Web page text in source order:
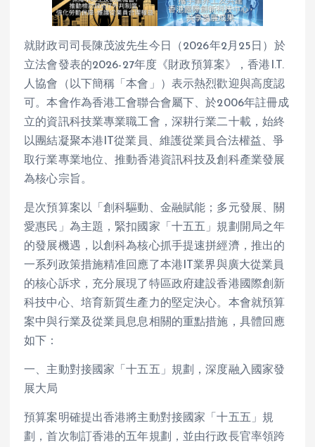
就財政司司長陳茂波先生今日（2026年2月25日）於
立法會發表的2026-27年度《財政預算案》，香港I.T.
人協會（以下簡稱「本會」）表示熱烈歡迎與高度認
可。本會作為香港工會聯合會屬下、於2006年註冊成
立的資訊科技業專業職工會，深耕行業二十載，始終
以團結凝聚本港IT從業員、維護從業員合法權益、爭
取行業專業地位、推動香港資訊科技及創科產業發展
為核心宗旨。
是次預算案以「創科驅動、金融賦能；多元發展、關
愛惠民」為主題，緊扣國家「十五五」規劃開局之年
的發展機遇，以創科為核心抓手提速拼經濟，推出的
一系列政策措施精准回應了本港IT業界與廣大從業員
的核心訴求，充分展現了特區政府建設香港國際創新
科技中心、培育新質生產力的堅定決心。本會就預算
案中與行業及從業員息息相關的重點措施，具體回應
如下：
一、主動對接國家「十五五」規劃，深度融入國家發
展大局
預算案明確提出香港將主動對接國家「十五五」規
劃，首次制訂香港的五年規劃，並由行政長官率領跨